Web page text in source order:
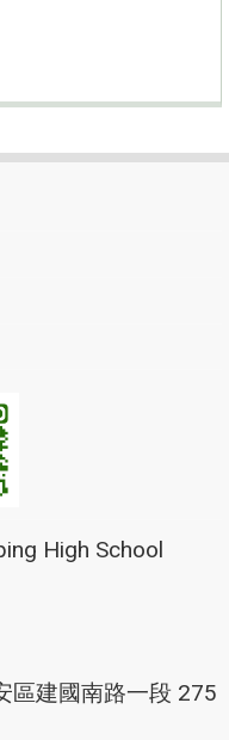
High School
區建國南路一段 275